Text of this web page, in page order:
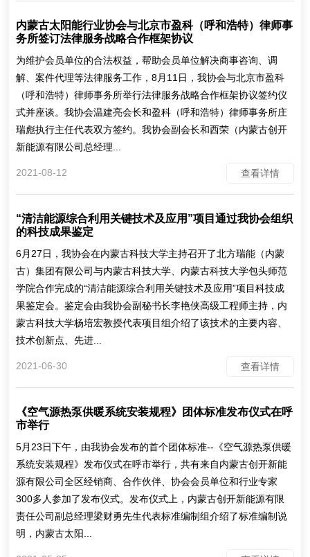
内蒙古太阳能行业协会与北京市盈科（呼和浩特）律师事
务所签订法律服务战略合作框架协议
为维护会员单位的合法权益，帮助会员单位解决商事咨询、调
解、案件代理等法律服务工作，8月11日，我协会与北京市盈科
（呼和浩特）律师事务所举行法律服务战略合作框架协议签约仪
式并座谈。我协会温建亮会长和盈科（呼和浩特）律师事务所庄
瑞彪执行主任代表双方签约。我协会副会长和西荣（内蒙古创开
新能源有限公司总经理...
2021-08-12 查看详情
“清洁能源综合利用关键技术及应用”项目通过我协会组织
的科技成果鉴定
6月27日，我协会在内蒙古科技大学主持召开了北方瑞能（内蒙
古）集团有限公司与内蒙古科技大学、内蒙古科技大学包头师范
学院合作完成的“清洁能源综合利用关键技术及应用”项目科技成
果鉴定会。鉴定会由我协会副秘书长李艳侠高级工程师主持，内
蒙古科技大学杨培宏教授代表项目组介绍了该技术的主要内容、
技术创新点、先进...
2021-06-30 查看详情
《空气源热泵供暖系统安装规程》团体标准发布仪式在呼
市举行
5月23日下午，由我协会发布的首个团体标准--《空气源热泵供暖
系统安装规程》发布仪式在呼市举行，共有来自内蒙古创开新能
源有限公司全区经销商、合作伙伴、协会会员单位和行业专家
300多人参加了发布仪式。发布仪式上，内蒙古创开新能源有限
责任公司副总经理梁财勇先生代表标准编制组介绍了标准编制说
明，内蒙古太阳...